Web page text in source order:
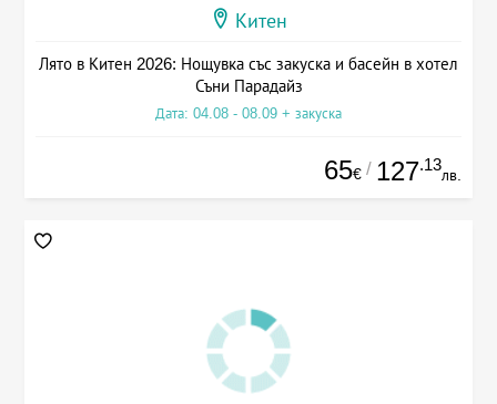
Китен
Лято в Китен 2026: Нощувка със закуска и басейн в хотел
Съни Парадайз
Дата: 04.08 - 08.09 + закуска
65€ / 127.13
лв.